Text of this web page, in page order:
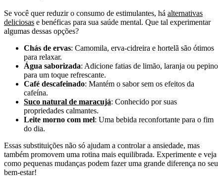
Se você quer reduzir o consumo de estimulantes, há alternativas
deliciosas e benéficas para sua saúde mental. Que tal experimentar
algumas dessas opções?
Chás de ervas: Camomila, erva-cidreira e hortelã são ótimos
para relaxar.
Água saborizada: Adicione fatias de limão, laranja ou pepino
para um toque refrescante.
Café descafeinado: Mantém o sabor sem os efeitos da
cafeína.
Suco natural de maracujá: Conhecido por suas
propriedades calmantes.
Leite morno com mel: Uma bebida reconfortante para o fim
do dia.
Essas substituições não só ajudam a controlar a ansiedade, mas
também promovem uma rotina mais equilibrada. Experimente e veja
como pequenas mudanças podem fazer uma grande diferença no seu
bem-estar!